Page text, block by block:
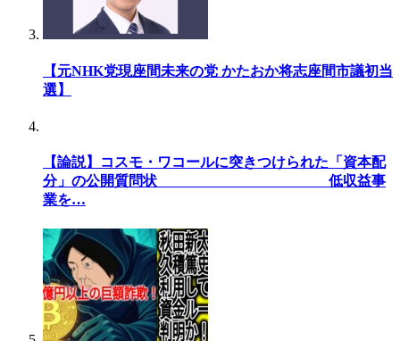
【元NHK党現座間未来の党 かたおか将志座間市議初当
選】
【論説】コスモ・ワコールに突きつけられた「資本配
分」の公開質問状 低収益事
業を…